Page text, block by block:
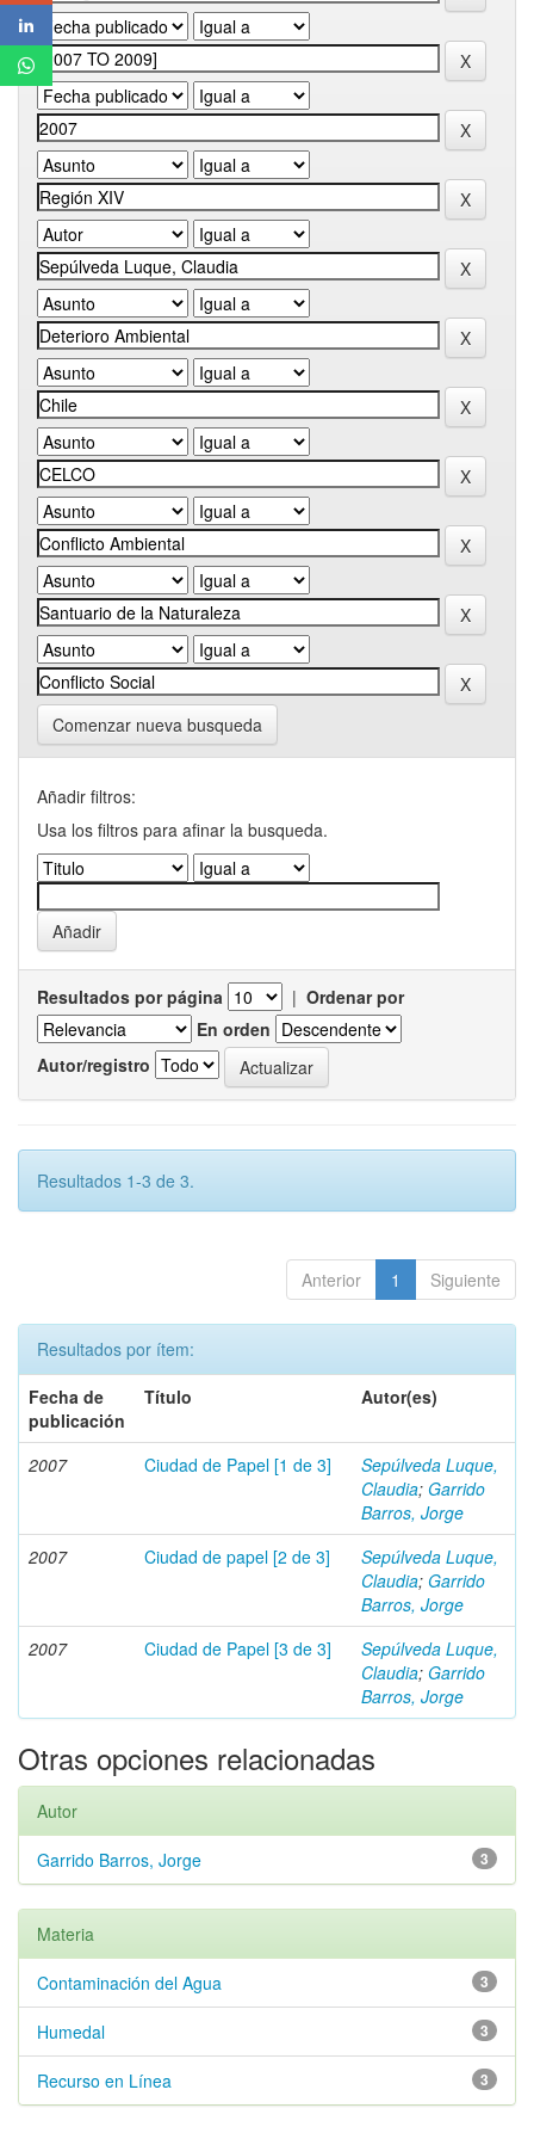
Comenzar nueva busqueda
Añadir filtros:
Usa los filtros para afinar la busqueda.
Resultados por página | Ordenar por
En orden
Autor/registro
Resultados 1-3 de 3.
Anterior 1 Siguiente
Resultados por ítem:
Fecha de
publicación
Título Autor(es)
2007 Ciudad de Papel [1 de 3]
Sepúlveda Luque,
Claudia; Garrido
Barros, Jorge
2007
Ciudad de papel [2 de 3]
Sepúlveda Luque,
Claudia; Garrido
Barros, Jorge
2007
Ciudad de Papel [3 de 3]
Sepúlveda Luque,
Claudia; Garrido
Barros, Jorge
Otras opciones relacionadas
Autor
3
Garrido Barros, Jorge
Materia
3
Contaminación del Agua
3
Humedal
3
Recurso en Línea